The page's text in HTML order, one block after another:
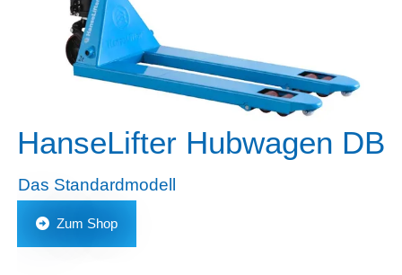
HanseLifter Hubwagen DB
Das Standardmodell
Zum Shop